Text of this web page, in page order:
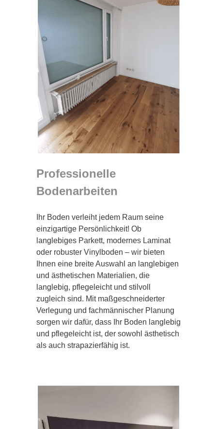
Professionelle
Bodenarbeiten
Ihr Boden verleiht jedem Raum seine
einzigartige Persönlichkeit! Ob
langlebiges Parkett, modernes Laminat
oder robuster Vinylboden – wir bieten
Ihnen eine breite Auswahl an langlebigen
und ästhetischen Materialien, die
langlebig, pflegeleicht und stilvoll
zugleich sind. Mit maßgeschneiderter
Verlegung und fachmännischer Planung
sorgen wir dafür, dass Ihr Boden langlebig
und pflegeleicht ist, der sowohl ästhetisch
als auch strapazierfähig ist.